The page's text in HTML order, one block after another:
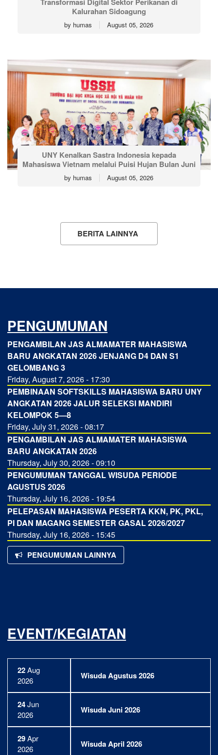
Kalurahan Sidoagung
by humas August 05, 2026
UNY Kenalkan Sastra Indonesia kepada
Mahasiswa Vietnam melalui Puisi Hujan Bulan Juni
by humas August 05, 2026
BERITA LAINNYA
PENGUMUMAN
PENGAMBILAN JAS ALMAMATER MAHASISWA
BARU ANGKATAN 2026 JENJANG D4 DAN S1
GELOMBANG 3
Friday, August 7, 2026 - 17:30
PEMBINAAN SOFTSKILLS MAHASISWA BARU UNY
ANGKATAN 2026 JALUR SELEKSI MANDIRI
KELOMPOK 5—8
Friday, July 31, 2026 - 08:17
PENGAMBILAN JAS ALMAMATER MAHASISWA
BARU ANGKATAN 2026
Thursday, July 30, 2026 - 09:10
PENGUMUMAN TANGGAL WISUDA PERIODE
AGUSTUS 2026
Thursday, July 16, 2026 - 19:54
PELEPASAN MAHASISWA PESERTA KKN, PK, PKL,
PI DAN MAGANG SEMESTER GASAL 2026/2027
Thursday, July 16, 2026 - 15:45
PENGUMUMAN LAINNYA
EVENT/KEGIATAN
22Aug
2026
Wisuda Agustus 2026
24Jun
2026
Wisuda Juni 2026
29Apr
2026
Wisuda April 2026